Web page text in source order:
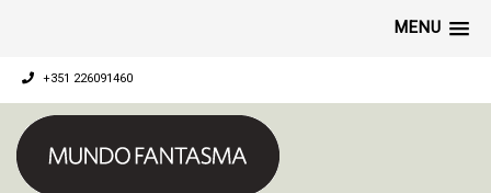
MENU
+351 226091460